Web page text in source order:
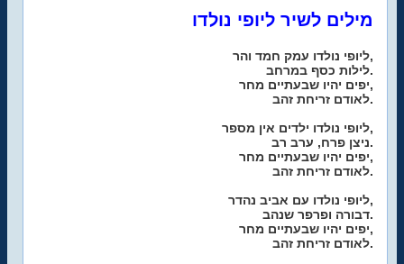
מילים לשיר ליופי נולדו
ליופי נולדו עמק חמד והר,
לילות כסף במרחב.
יפים יהיו שבעתיים מחר,
לאודם זריחת זהב.
ליופי נולדו ילדים אין מספר,
ניצן פרח, ערב רב.
יפים יהיו שבעתיים מחר,
לאודם זריחת זהב.
ליופי נולדו עם אביב נהדר,
דבורה ופרפר שנהב.
יפים יהיו שבעתיים מחר,
לאודם זריחת זהב.